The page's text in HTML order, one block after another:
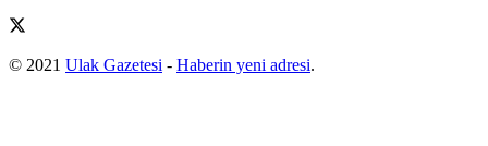
© 2021 Ulak Gazetesi - Haberin yeni adresi.